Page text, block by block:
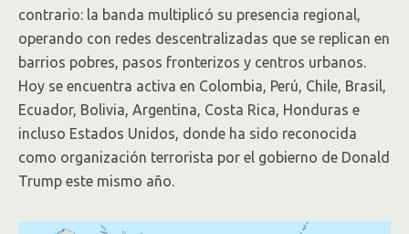
contrario: la banda multiplicó su presencia regional,
operando con redes descentralizadas que se replican en
barrios pobres, pasos fronterizos y centros urbanos.
Hoy se encuentra activa en Colombia, Perú, Chile, Brasil,
Ecuador, Bolivia, Argentina, Costa Rica, Honduras e
incluso Estados Unidos, donde ha sido reconocida
como organización terrorista por el gobierno de Donald
Trump este mismo año.